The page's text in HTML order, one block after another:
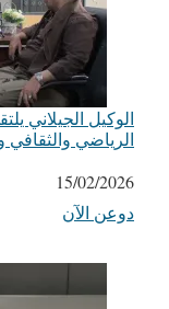
الوكيل الجيلاني
الرياضي والثقافي
التاريخ
15/02/2026
في ما يتعلق بما يأتي
دوعن الآن